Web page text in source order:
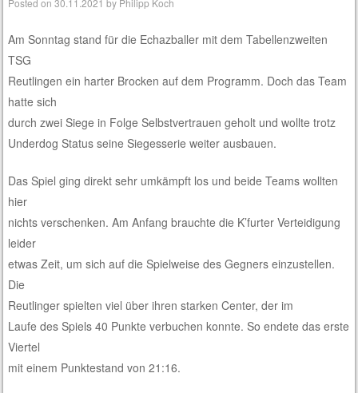
Am Sonntag stand für die Echazballer mit dem Tabellenzweiten
TSG
Reutlingen ein harter Brocken auf dem Programm. Doch das Team
hatte sich
durch zwei Siege in Folge Selbstvertrauen geholt und wollte trotz
Underdog Status seine Siegesserie weiter ausbauen.
Das Spiel ging direkt sehr umkämpft los und beide Teams wollten
hier
nichts verschenken. Am Anfang brauchte die K’furter Verteidigung
leider
etwas Zeit, um sich auf die Spielweise des Gegners einzustellen.
Die
Reutlinger spielten viel über ihren starken Center, der im
Laufe des Spiels 40 Punkte verbuchen konnte. So endete das erste
Viertel
mit einem Punktestand von 21:16.